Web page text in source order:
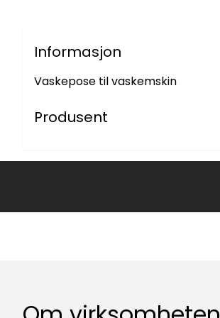
Informasjon
Vaskepose til vaskemskin
Produsent